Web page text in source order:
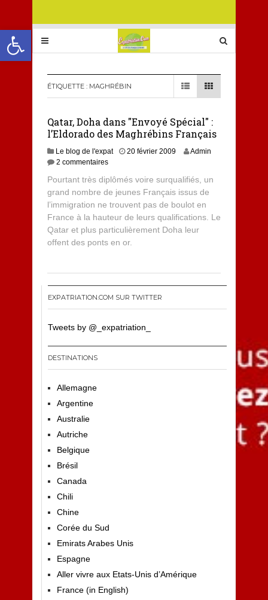
Ouvrir la barre d’outils
ÉTIQUETTE : MAGHRÉBIN
Qatar, Doha dans "Envoyé Spécial" :
l’Eldorado des Maghrébins Français
Le blog de l'expat 20 février 2009
Admin
2 commentaires
Pourtant très diplômés voire surqualifiés, un
grand nombre de jeunes Français issus de
l’immigration ne trouvent pas de boulot en
France à la hauteur de leurs qualifications. Le
Qatar et plus particulièrement Doha leur
offent des ponts en or.
EXPATRIATION.COM SUR TWITTER
Tweets by @_expatriation_
DESTINATIONS
Allemagne
Argentine
Australie
Autriche
Belgique
Brésil
Canada
Chili
Chine
Corée du Sud
Emirats Arabes Unis
Espagne
Aller vivre aux Etats-Unis d’Amérique
France (in English)